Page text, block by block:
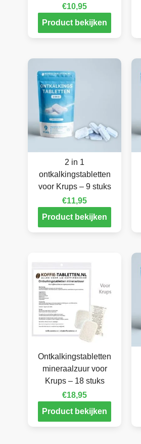
€10,95
Product bekijken
2 in 1
ontkalkingstabletten
voor Krups – 9 stuks
€11,95
Product bekijken
Ontkalkingstabletten
mineraalzuur voor
Krups – 18 stuks
€18,95
Product bekijken